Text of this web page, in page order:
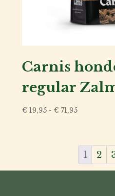
Carnis
regular
€ 19,95 - € 71,95Prijsklasse:
€ 71,95
1 2